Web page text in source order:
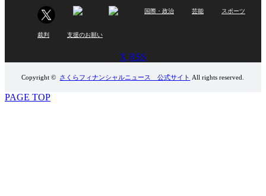
国際・政治 芸能 スポーツ
裁判 支援のお願い
X RSS
Copyright © さくらフィナンシャルニュース 公式サイト All rights reserved.
PAGE TOP